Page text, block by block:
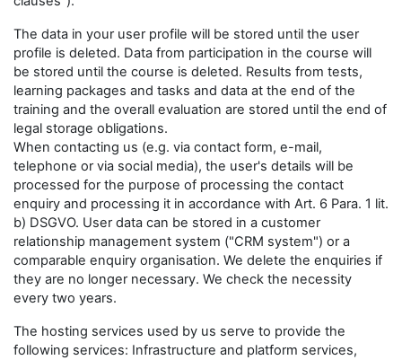
The data in your user profile will be stored until the user
profile is deleted. Data from participation in the course will
be stored until the course is deleted. Results from tests,
learning packages and tasks and data at the end of the
training and the overall evaluation are stored until the end of
legal storage obligations.
When contacting us (e.g. via contact form, e-mail,
telephone or via social media), the user's details will be
processed for the purpose of processing the contact
enquiry and processing it in accordance with Art. 6 Para. 1 lit.
b) DSGVO. User data can be stored in a customer
relationship management system ("CRM system") or a
comparable enquiry organisation. We delete the enquiries if
they are no longer necessary. We check the necessity
every two years.
The hosting services used by us serve to provide the
following services: Infrastructure and platform services,